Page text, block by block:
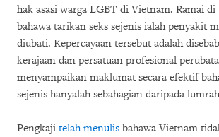
hak asasi warga LGBT di Vietnam. Ramai
bahawa tarikan seks sejenis ialah penyakit
diubati. Kepercayaan tersebut adalah
kerajaan dan persatuan profesional
menyampaikan maklumat secara efektif
sejenis hanyalah sebahagian daripada
Pengkaji telah menulis bahawa Vietnam